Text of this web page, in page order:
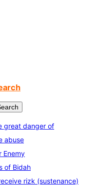
great danger of
abuse
Enemy
of Bidah
rizk (sustenance)